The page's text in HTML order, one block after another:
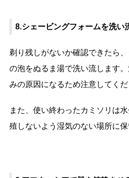
8.シェービングフォームを洗い
剃り残しがないか確認できたら
の泡をぬるま湯で洗い流します
みの原因になるため注意してくだ
また、使い終わったカミソリは
殖しないよう湿気のない場所に保